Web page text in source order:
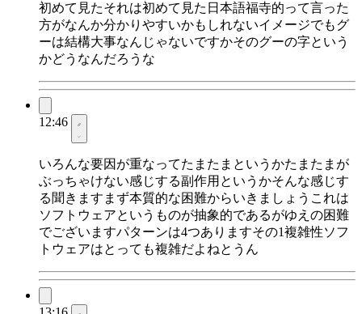
初めて見たそれは初めて見た日本語福寺的って言った
方がなんか分かりやすいかもしれないイメージでもグ
ーは結構大事なんじゃないですかそのグーの字という
かどうなんだろうな
12:46
いろんな要因が重なってたまたまというかたまたまが
ぶっちゃけない感じする副作用というかそんな感じす
る聞きますまず本質的な困難からいきましょうこれは
ソフトウェアというものが抽象的であるがゆえの困難
でございますパターンは4つありますその1複雑性ソフ
トウェアはとっても複雑だよねとうん